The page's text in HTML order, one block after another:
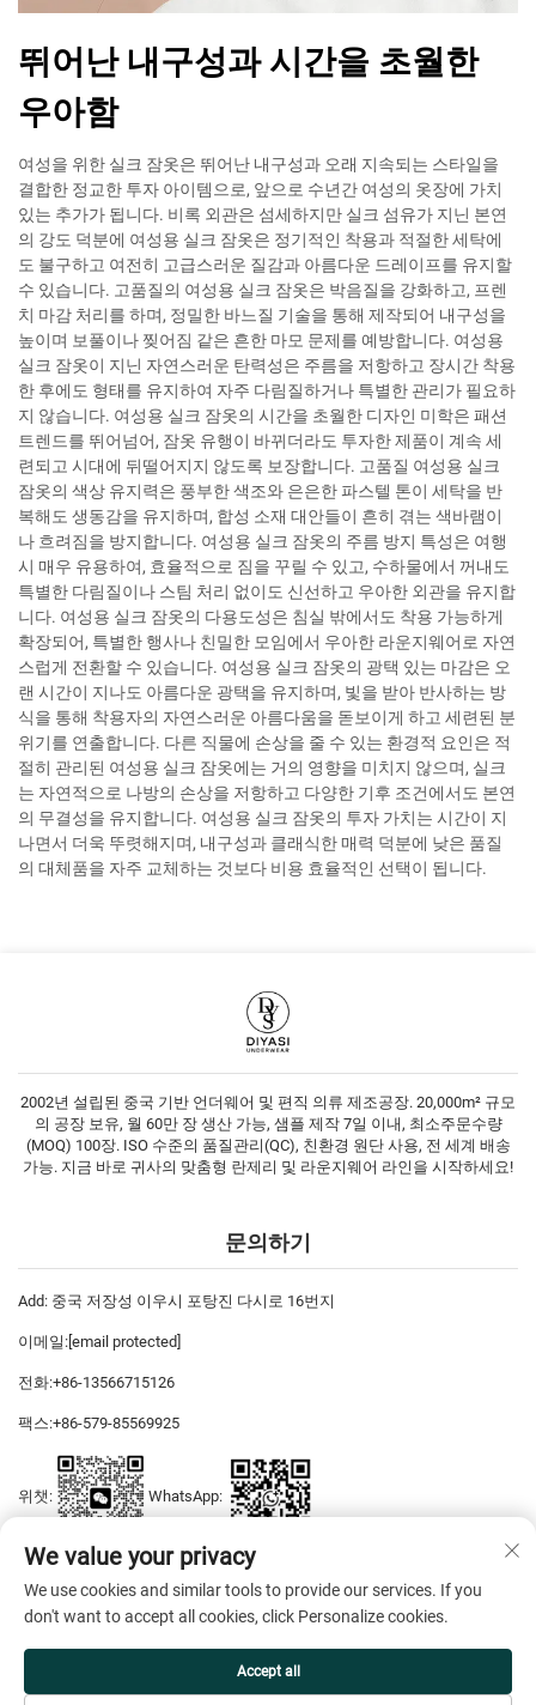
뛰어난 내구성과 시간을 초월한
우아함
여성을 위한 실크 잠옷은 뛰어난 내구성과 오래 지속되는 스타일을
결합한 정교한 투자 아이템으로, 앞으로 수년간 여성의 옷장에 가치
있는 추가가 됩니다. 비록 외관은 섬세하지만 실크 섬유가 지닌 본연
의 강도 덕분에 여성용 실크 잠옷은 정기적인 착용과 적절한 세탁에
도 불구하고 여전히 고급스러운 질감과 아름다운 드레이프를 유지할
수 있습니다. 고품질의 여성용 실크 잠옷은 박음질을 강화하고, 프렌
치 마감 처리를 하며, 정밀한 바느질 기술을 통해 제작되어 내구성을
높이며 보풀이나 찢어짐 같은 흔한 마모 문제를 예방합니다. 여성용
실크 잠옷이 지닌 자연스러운 탄력성은 주름을 저항하고 장시간 착용
한 후에도 형태를 유지하여 자주 다림질하거나 특별한 관리가 필요하
지 않습니다. 여성용 실크 잠옷의 시간을 초월한 디자인 미학은 패션
트렌드를 뛰어넘어, 잠옷 유행이 바뀌더라도 투자한 제품이 계속 세
련되고 시대에 뒤떨어지지 않도록 보장합니다. 고품질 여성용 실크
잠옷의 색상 유지력은 풍부한 색조와 은은한 파스텔 톤이 세탁을 반
복해도 생동감을 유지하며, 합성 소재 대안들이 흔히 겪는 색바램이
나 흐려짐을 방지합니다. 여성용 실크 잠옷의 주름 방지 특성은 여행
시 매우 유용하여, 효율적으로 짐을 꾸릴 수 있고, 수하물에서 꺼내도
특별한 다림질이나 스팀 처리 없이도 신선하고 우아한 외관을 유지합
니다. 여성용 실크 잠옷의 다용도성은 침실 밖에서도 착용 가능하게
확장되어, 특별한 행사나 친밀한 모임에서 우아한 라운지웨어로 자연
스럽게 전환할 수 있습니다. 여성용 실크 잠옷의 광택 있는 마감은 오
랜 시간이 지나도 아름다운 광택을 유지하며, 빛을 받아 반사하는 방
식을 통해 착용자의 자연스러운 아름다움을 돋보이게 하고 세련된 분
위기를 연출합니다. 다른 직물에 손상을 줄 수 있는 환경적 요인은 적
절히 관리된 여성용 실크 잠옷에는 거의 영향을 미치지 않으며, 실크
는 자연적으로 나방의 손상을 저항하고 다양한 기후 조건에서도 본연
의 무결성을 유지합니다. 여성용 실크 잠옷의 투자 가치는 시간이 지
나면서 더욱 뚜렷해지며, 내구성과 클래식한 매력 덕분에 낮은 품질
의 대체품을 자주 교체하는 것보다 비용 효율적인 선택이 됩니다.
2002년 설립된 중국 기반 언더웨어 및 편직 의류 제조공장. 20,000m² 규모
의 공장 보유, 월 60만 장 생산 가능, 샘플 제작 7일 이내, 최소주문수량
(MOQ) 100장. ISO 수준의 품질관리(QC), 친환경 원단 사용, 전 세계 배송
가능. 지금 바로 귀사의 맞춤형 란제리 및 라운지웨어 라인을 시작하세요!
문의하기
Add: 중국 저장성 이우시 포탕진 다시로 16번지
이메일: [email protected]
전화:+86-13566715126
팩스:+86-579-85569925
위챗: WhatsApp:
저작권 © 2026 이우 디야스 드레스 주식회사 판권 소유 — 개인정보 보호
We value your privacy
We use cookies and similar tools to provide our services. If you
don't want to accept all cookies, click Personalize cookies.
Accept all